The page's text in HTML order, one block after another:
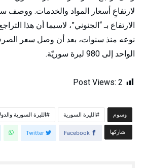
لارتفاعِ أسعار المواد والخدمات. ووصف
الارتفاع بـ “الجنوني”، لاسيما أن هذا
نوعه منذ سنوات، بعد أن وصل سعر الصرف
الواحد إلى 980 ليرة سوريّة.
Post Views: 2
‫‫‫‫وسوم‬ الليرة السورية الليرة السورية
‫‫ شاركها‬ Facebook
Twitter